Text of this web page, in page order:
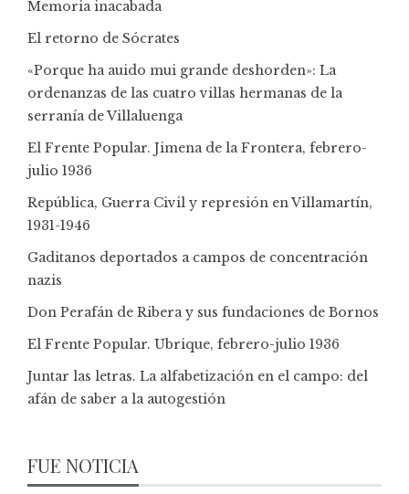
Memoria inacabada
El retorno de Sócrates
«Porque ha auido mui grande deshorden»: La
ordenanzas de las cuatro villas hermanas de la
serranía de Villaluenga
El Frente Popular. Jimena de la Frontera, febrero-
julio 1936
República, Guerra Civil y represión en Villamartín,
1931-1946
Gaditanos deportados a campos de concentración
nazis
Don Perafán de Ribera y sus fundaciones de Bornos
El Frente Popular. Ubrique, febrero-julio 1936
Juntar las letras. La alfabetización en el campo: del
afán de saber a la autogestión
FUE NOTICIA